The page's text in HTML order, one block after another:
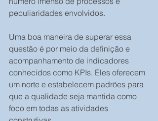
peculiaridades envolvidos.
Uma boa maneira de superar essa
questão é por meio da definição e
acompanhamento de indicadores
conhecidos como KPIs. Eles oferecem
um norte e estabelecem padrões para
que a qualidade seja mantida como
foco em todas as atividades